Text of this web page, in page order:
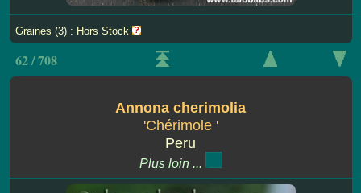
Graines (3) : Hors Stock
62 / 708
Annona cherimolia
'Chérimole '
Peru
Plus loin ...